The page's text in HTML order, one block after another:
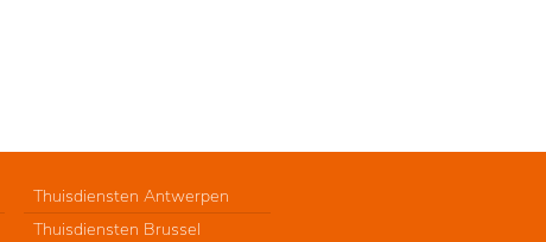
Thuisdiensten Antwerpen
Thuisdiensten Brussel